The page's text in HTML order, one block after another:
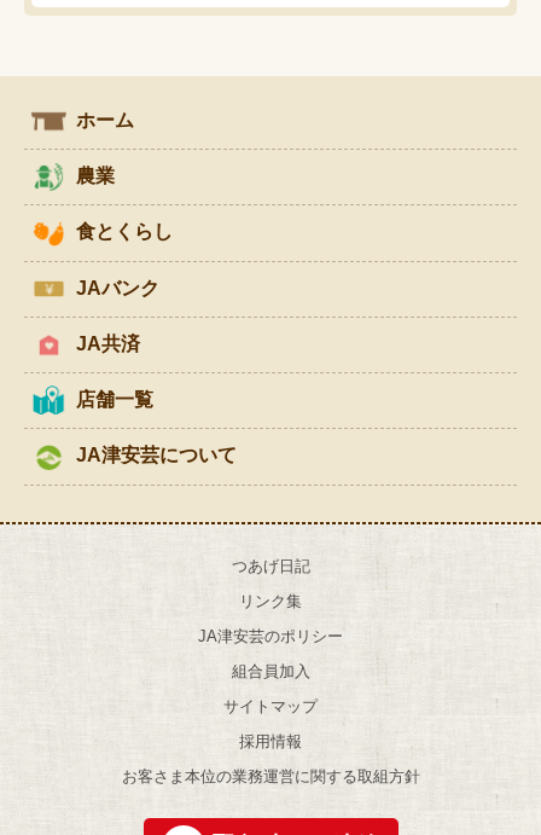
ホーム
農業
食とくらし
JAバンク
JA共済
店舗一覧
JA津安芸について
つあげ日記
リンク集
JA津安芸のポリシー
組合員加入
サイトマップ
採用情報
お客さま本位の業務運営に関する取組方針